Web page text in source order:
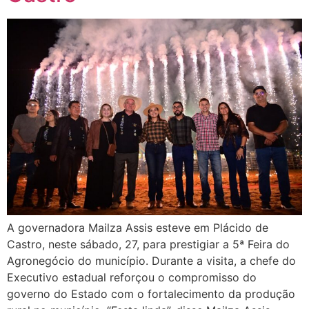
A governadora Mailza Assis esteve em Plácido de
Castro, neste sábado, 27, para prestigiar a 5ª Feira do
Agronegócio do município. Durante a visita, a chefe do
Executivo estadual reforçou o compromisso do
governo do Estado com o fortalecimento da produção